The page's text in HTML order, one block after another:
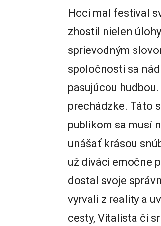
Hoci mal festival
zhostil nielen
sprievodným
spoločnosti sa
pasujúcou
prechádzke. Táto
publikom sa musí
unášať krásou
už diváci emočne
dostal svoje
vyrvali z reality a
cesty, Vitalista či